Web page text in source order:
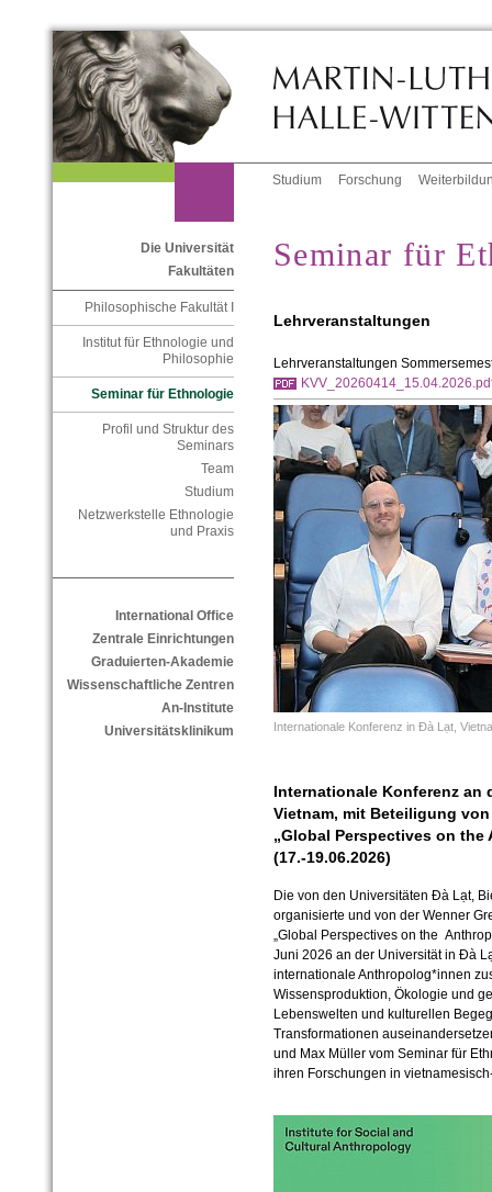
Studium Forschung
Die Universität
Fakultäten
Philosophische Fakultät I
Institut für Ethnologie und
Philosophie
Seminar für Ethnologie
Profil und Struktur des
Seminars
Team
Studium
Netzwerkstelle Ethnologie
und Praxis
International Office
Zentrale Einrichtungen
Graduierten-Akademie
Wissenschaftliche Zentren
An-Institute
Universitätsklinikum
Seminar für
Lehrveranstaltungen
Lehrveranstaltungen
Internationale Konferenz in Đà Lạt,
Internationale Konferenz an
Vietnam, mit Beteiligung
„Global Perspectives on
(17.-19.06.2026)
Die von den Universitäten Đà Lạt,
organisierte und von der Wenner
„Global Perspectives on the
Juni 2026 an der Universität in Đà
internationale Anthropolog*innen
Wissensproduktion, Ökologie und
Lebenswelten und kulturellen
Transformationen
und Max Müller vom Seminar für
ihren Forschungen in